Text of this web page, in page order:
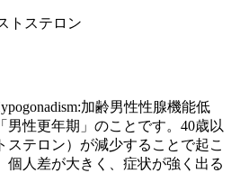
トステロン
加齢男性性腺機能低
男性更年期 」のことです。40歳以
ステロン）が減少することで起こ
個人差が大きく、症状が強く出る